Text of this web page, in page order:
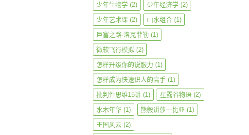
少年生物学(2) 少年经济学(2)
少年艺术课(2) 山水组合(1)
巨富之路·洛克菲勒 (1)
微软飞行模拟 (2)
怎样升级你的说服力 (1)
怎样成为快速识人的高手(1)
批判性思维15讲(1) 星露谷物语(2)
水木年华(1) 熊毅讲莎士比亚 (1)
王国风云(2)